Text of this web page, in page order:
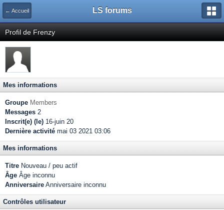
← Accueil LS forums
Profil de Frenzy
Mes informations
Groupe Members
Messages 2
Inscrit(e) (le) 16-juin 20
Dernière activité mai 03 2021 03:06
Mes informations
Titre Nouveau / peu actif
Âge Âge inconnu
Anniversaire Anniversaire inconnu
Contrôles utilisateur